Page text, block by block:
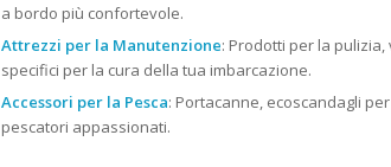
a bordo più confortevole.
Attrezzi per la Manutenzione: Prodotti per la
specifici per la cura della tua imbarcazione.
Accessori per la Pesca: Portacanne, ecoscandagli
pescatori appassionati.